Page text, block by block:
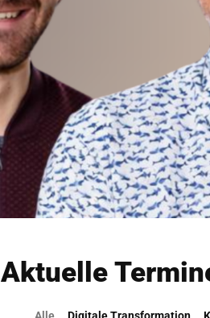
Aktuelle
Digitale Transformation
Alle